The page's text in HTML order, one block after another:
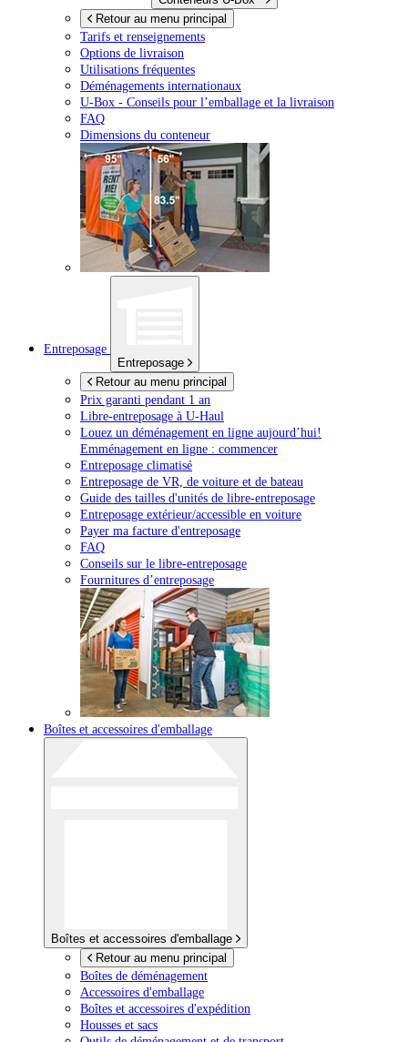
Retour au menu principal
Tarifs et renseignements
Options de livraison
Utilisations fréquentes
Déménagements internationaux
U-Box - Conseils pour l’emballage et la livraison
FAQ
Dimensions du conteneur
Entreposage
Entreposage
Retour au menu principal
Prix garanti pendant 1 an
Libre-entreposage à U-Haul
Louez un déménagement en ligne aujourd’hui!
Emménagement en ligne : commencer
Entreposage climatisé
Entreposage de VR, de voiture et de bateau
Guide des tailles d'unités de libre-entreposage
Entreposage extérieur/accessible en voiture
Payer ma facture d'entreposage
FAQ
Conseils sur le libre-entreposage
Fournitures d’entreposage
Boîtes et accessoires d'emballage
Boîtes et accessoires d'emballage
Retour au menu principal
Boîtes de déménagement
Accessoires d'emballage
Boîtes et accessoires d'expédition
Housses et sacs